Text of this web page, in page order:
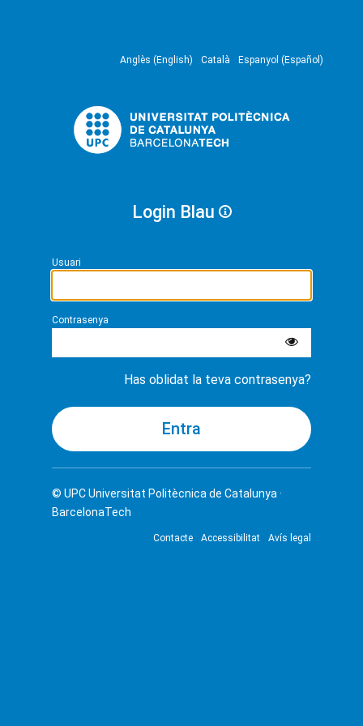
Anglès (English) Català Espanyol (Español)
Login Blau
Usuari
Contrasenya
Has oblidat la teva contrasenya?
© UPCUniversitat Politècnica de Catalunya ·
BarcelonaTech
Contacte Accessibilitat Avís legal